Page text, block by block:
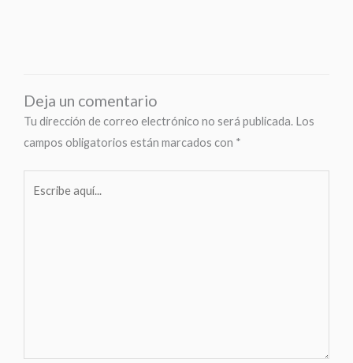
Deja un comentario
Tu dirección de correo electrónico no será publicada. Los
campos obligatorios están marcados con *